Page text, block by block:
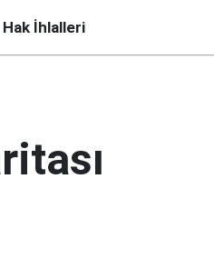
Hak İhlalleri